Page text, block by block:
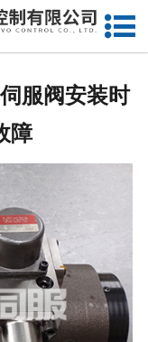
网站首页
新闻动态
资质荣誉
维修现场
售后服务
服阀安装时
障